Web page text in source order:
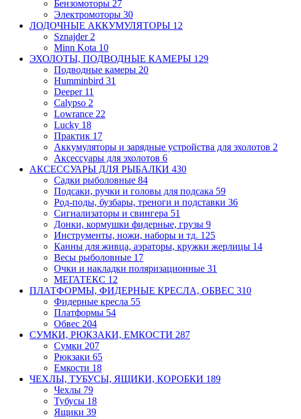
Бензомоторы 27
Электромоторы 30
ЛОДОЧНЫЕ АККУМУЛЯТОРЫ 12
Sznajder 2
Minn Kota 10
ЭХОЛОТЫ, ПОДВОДНЫЕ КАМЕРЫ 129
Подводные камеры 20
Humminbird 31
Deeper 11
Calypso 2
Lowrance 22
Lucky 18
Практик 17
Аккумуляторы и зарядные устройства для эхолотов 2
Аксессуары для эхолотов 6
АКСЕССУАРЫ ДЛЯ РЫБАЛКИ 430
Садки рыболовные 84
Подсаки, ручки и головы для подсака 59
Род-поды, бузбары, треноги и подставки 36
Сигнализаторы и свингера 51
Донки, кормушки фидерные, грузы 9
Инструменты, ножи, наборы и тд. 125
Канны для живца, аэраторы, кружки жерлицы 14
Весы рыболовные 17
Очки и накладки поляризационные 31
МЕГАТЕКС 12
ПЛАТФОРМЫ, ФИДЕРНЫЕ КРЕСЛА, ОБВЕС 310
Фидерные кресла 55
Платформы 54
Обвес 204
СУМКИ, РЮКЗАКИ, ЕМКОСТИ 287
Сумки 207
Рюкзаки 65
Емкости 18
ЧЕХЛЫ, ТУБУСЫ, ЯЩИКИ, КОРОБКИ 189
Чехлы 79
Тубусы 18
Ящики 39